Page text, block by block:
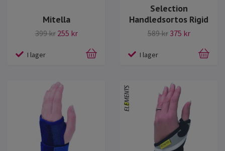
Mitella
399 kr 255 kr
I lager
Selection
Handledsortos Rigid
589 kr 375 kr
I lager